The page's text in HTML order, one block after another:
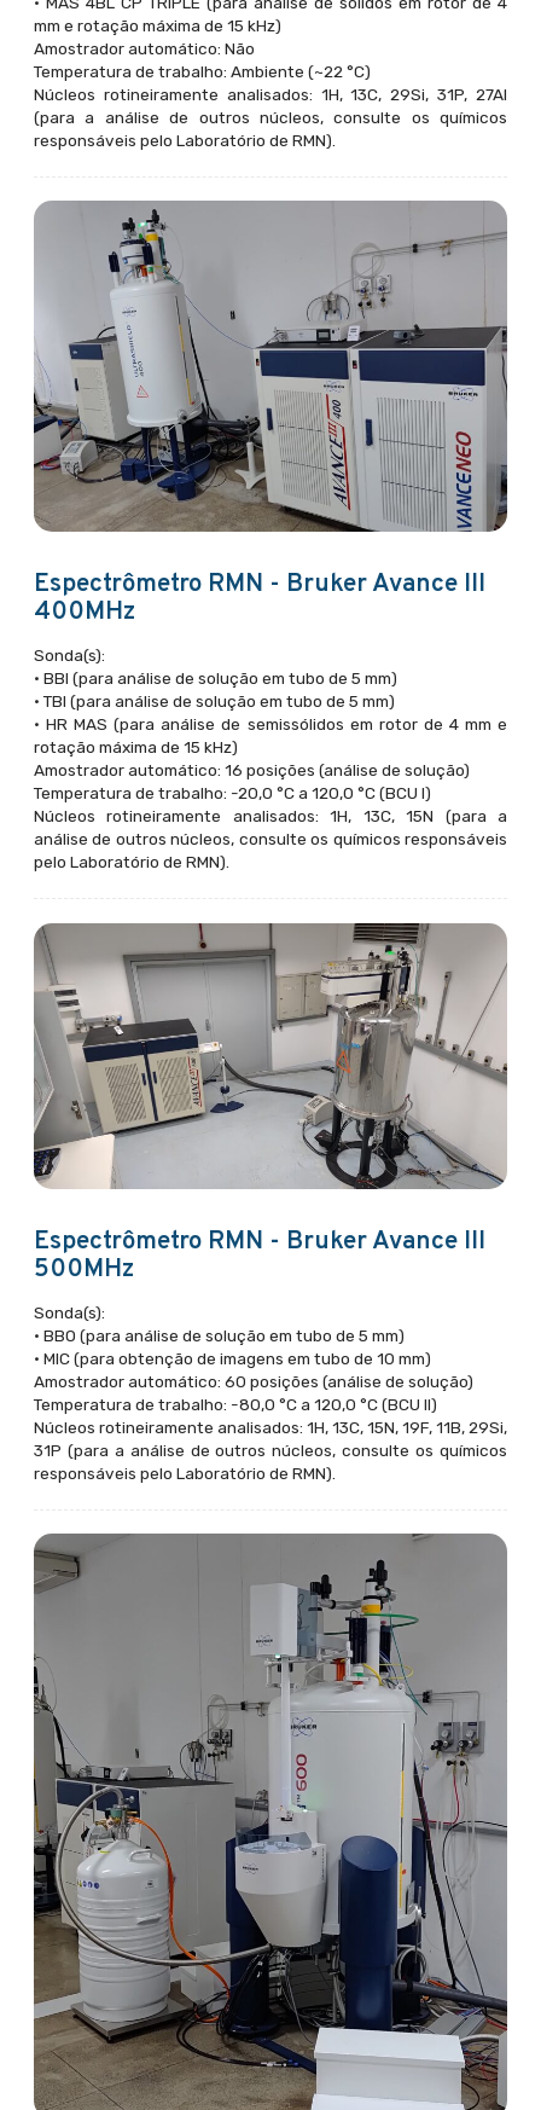
mm e rotação máxima de 15 kHz)
Amostrador automático: Não
Temperatura de trabalho: Ambiente (~22 °C)
Núcleos rotineiramente analisados: 1H, 13C, 29Si, 31P, 27Al
(para a análise de outros núcleos, consulte os químicos
responsáveis pelo Laboratório de RMN).
Espectrômetro RMN - Bruker Avance III
400MHz
Sonda(s):
• BBI (para análise de solução em tubo de 5 mm)
• TBI (para análise de solução em tubo de 5 mm)
• HR MAS (para análise de semissólidos em rotor de 4 mm e
rotação máxima de 15 kHz)
Amostrador automático: 16 posições (análise de solução)
Temperatura de trabalho: -20,0 °C a 120,0 °C (BCU I)
Núcleos rotineiramente analisados: 1H, 13C, 15N (para a
análise de outros núcleos, consulte os químicos responsáveis
pelo Laboratório de RMN).
Espectrômetro RMN - Bruker Avance III
500MHz
Sonda(s):
• BBO (para análise de solução em tubo de 5 mm)
• MIC (para obtenção de imagens em tubo de 10 mm)
Amostrador automático: 60 posições (análise de solução)
Temperatura de trabalho: -80,0 °C a 120,0 °C (BCU II)
Núcleos rotineiramente analisados: 1H, 13C, 15N, 19F, 11B, 29Si,
31P (para a análise de outros núcleos, consulte os químicos
responsáveis pelo Laboratório de RMN).